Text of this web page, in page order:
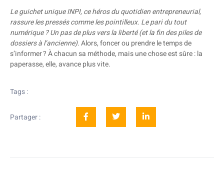
Le guichet unique INPI, ce héros du quotidien entrepreneurial,
rassure les pressés comme les pointilleux. Le pari du tout
numérique ? Un pas de plus vers la liberté (et la fin des piles de
dossiers à l’ancienne).Alors, foncer ou prendre le temps de
s’informer ? À chacun sa méthode, mais une chose est sûre : la
paperasse, elle, avance plus vite.
Tags :
Partager :